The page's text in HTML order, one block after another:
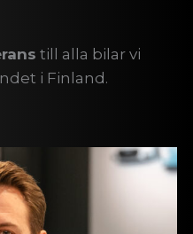
till alla bilar vi
i Finland.